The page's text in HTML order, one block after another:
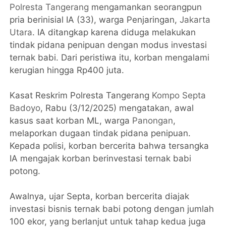
Polresta Tangerang mengamankan seorangpun
pria berinisial IA (33), warga Penjaringan,Jakarta
Utara. IA ditangkap karena diduga melakukan
tindak pidana penipuan dengan modus investasi
ternak babi. Dari peristiwa itu, korban mengalami
kerugian hingga Rp400 juta.
Kasat Reskrim Polresta Tangerang Kompo Septa
Badoyo, Rabu (3/12/2025) mengatakan, awal
kasus saat korban ML, warga Panongan,
melaporkan dugaan tindak pidana penipuan.
Kepada polisi, korban bercerita bahwa tersangka
IA mengajak korban berinvestasi ternak babi
potong.
Awalnya, ujar Septa, korban bercerita diajak
investasi bisnis ternak babi potong dengan jumlah
100 ekor, yang berlanjut untuk tahap kedua juga